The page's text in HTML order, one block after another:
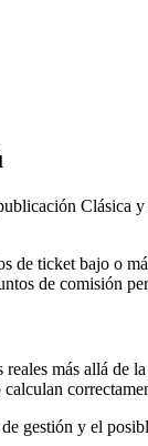
Clásica y
de ticket bajo o
de comisión
más allá
gestión y el